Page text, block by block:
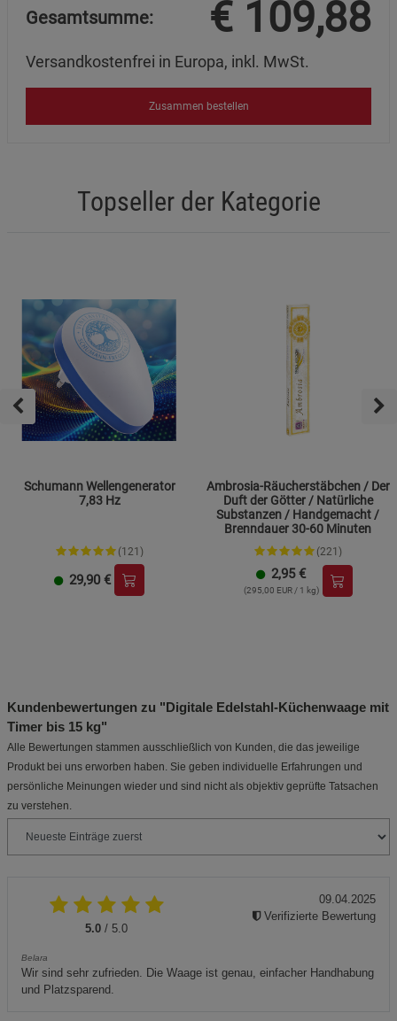
Gesamtsumme: € 109,88
Versandkostenfrei in Europa, inkl. MwSt.
Zusammen bestellen
Topseller der Kategorie
Schumann Wellengenerator
7,83 Hz
(121)
29,90 €
Ambrosia-Räucherstäbchen / Der
Duft der Götter / Natürliche
Substanzen / Handgemacht /
Brenndauer 30-60 Minuten
(221)
2,95 €
(295,00 EUR / 1 kg)
Kundenbewertungen zu "Digitale Edelstahl-Küchenwaage mit
Timer bis 15 kg"
Alle Bewertungen stammen ausschließlich von Kunden, die das jeweilige
Produkt bei uns erworben haben. Sie geben individuelle Erfahrungen und
persönliche Meinungen wieder und sind nicht als objektiv geprüfte Tatsachen
zu verstehen.
5.0 / 5.0
Belara
Wir sind sehr zufrieden. Die Waage ist genau, einfacher Handhabung
und Platzsparend.
09.04.2025
Verifizierte Bewertung